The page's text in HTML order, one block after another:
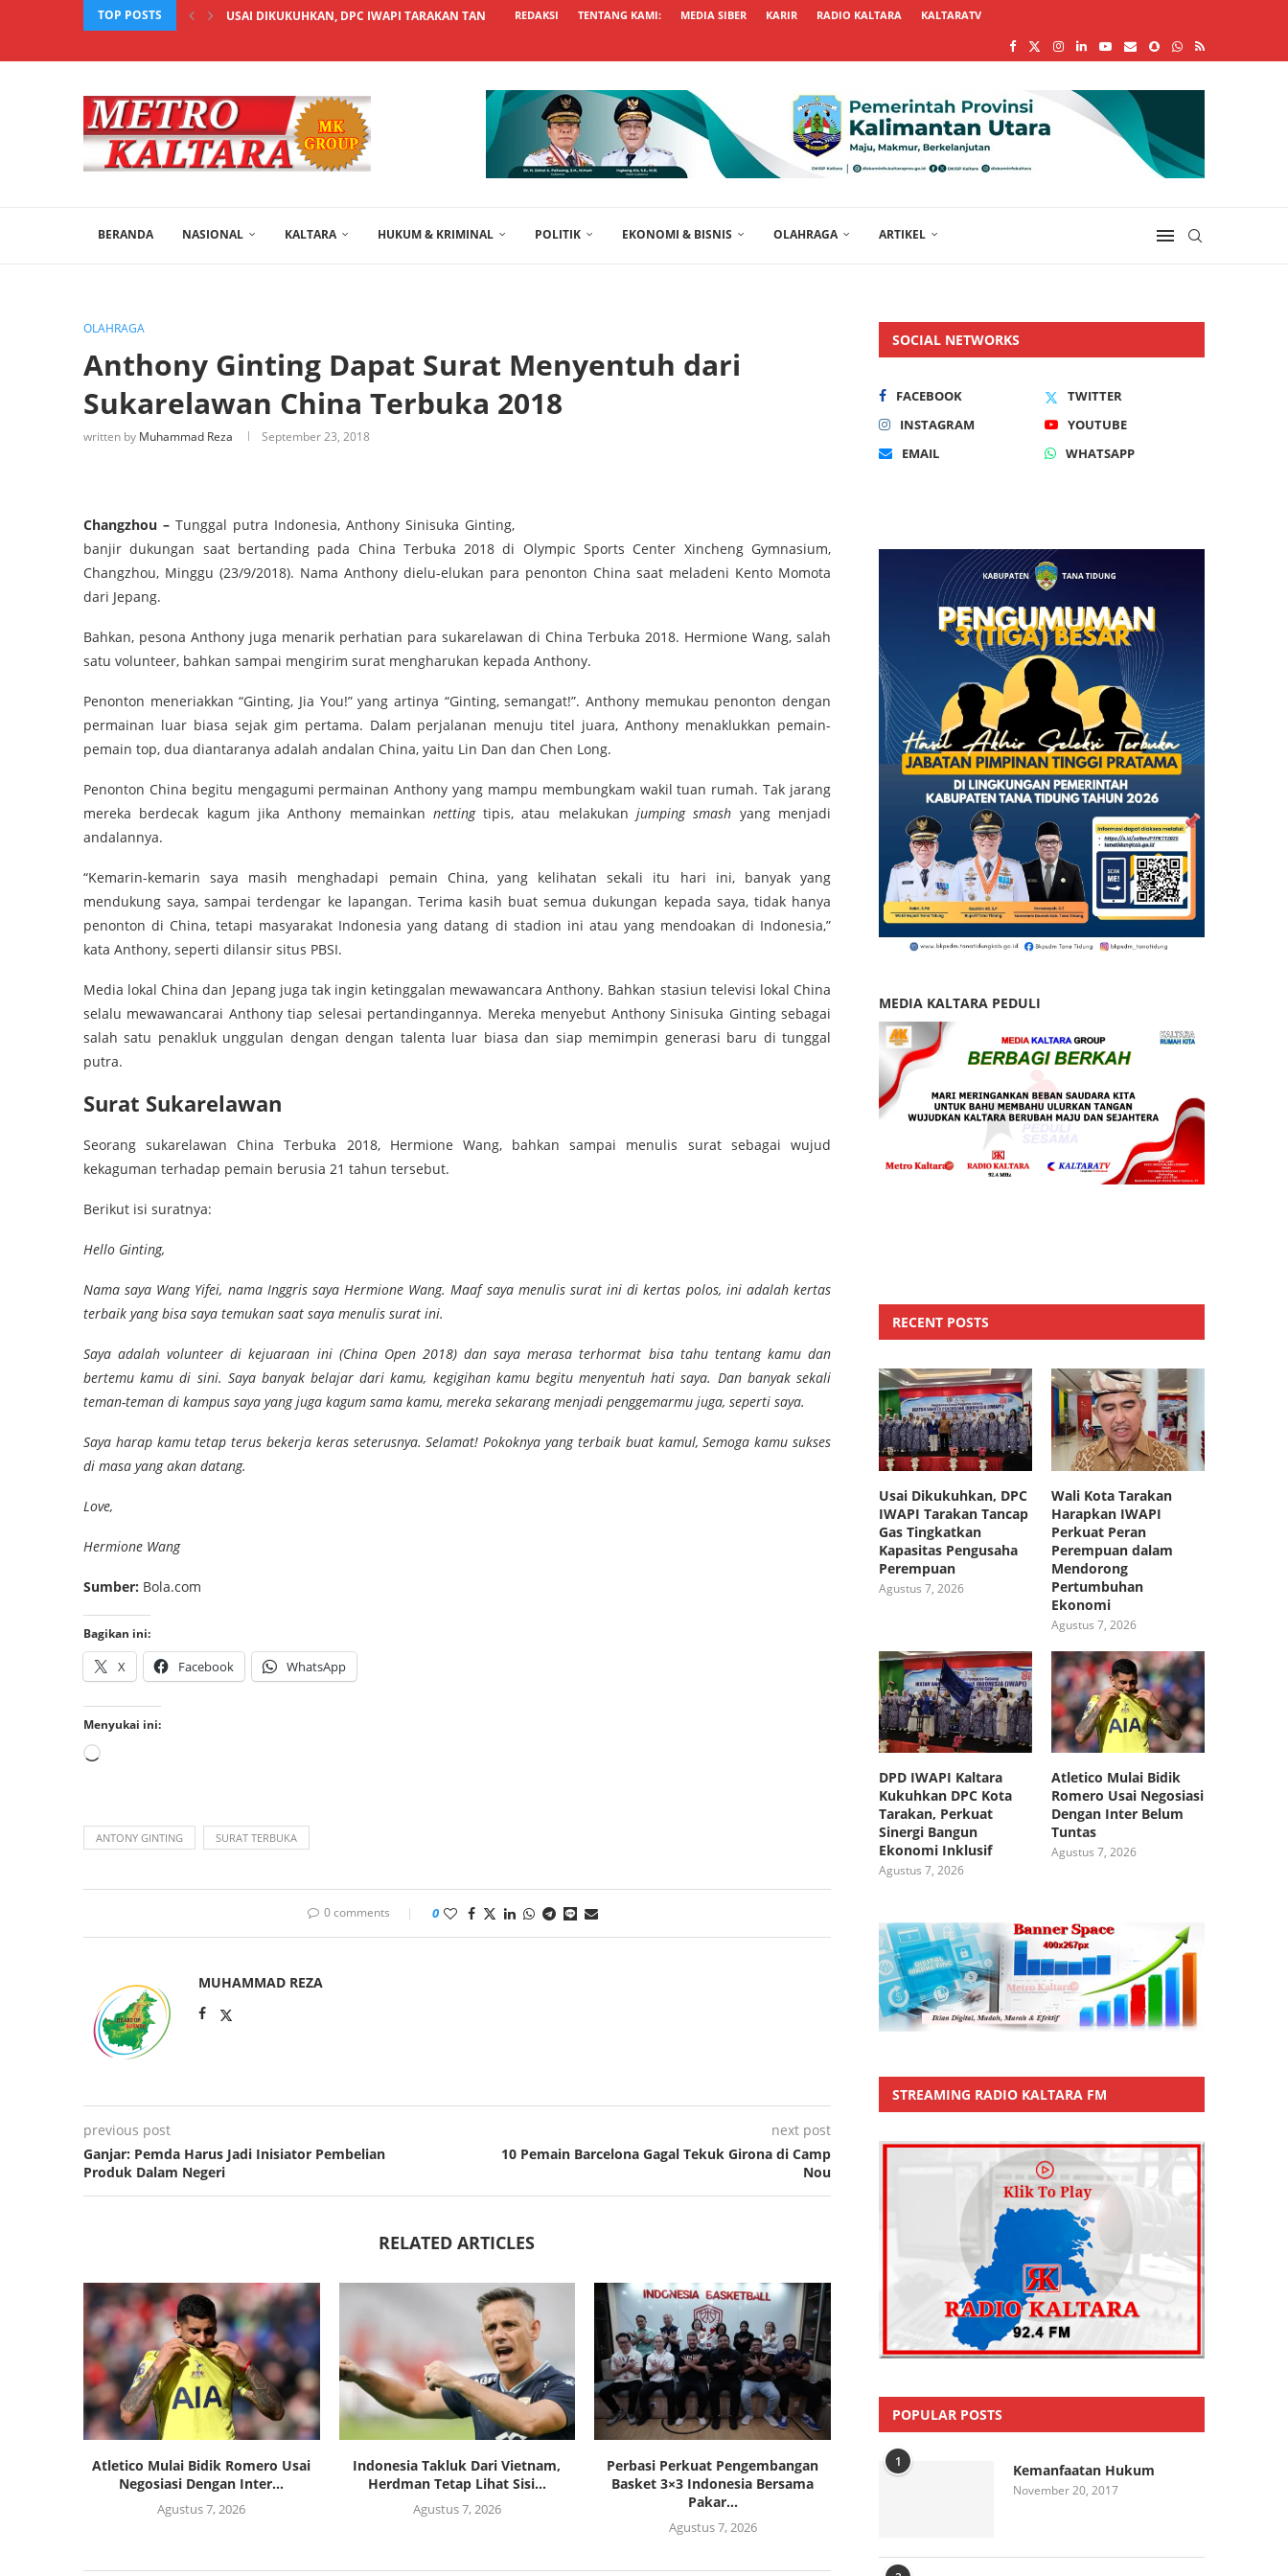
TOP POSTS USAI DIKUKUHKAN, DPC IWAPI TARAKAN TANCAP GAS TINGKATKAN...
REDAKSI TENTANG KAMI: MEDIA SIBER KARIR RADIO KALTARA KALTARATV
BERANDA NASIONAL KALTARA HUKUM & KRIMINAL POLITIK EKONOMI & BISNIS OLAHRAGA ARTIKEL
OLAHRAGA
Anthony Ginting Dapat Surat Menyentuh dari
Sukarelawan China Terbuka 2018
written by Muhammad Reza September 23, 2018
Changzhou – Tunggal putra Indonesia, Anthony Sinisuka Ginting,
banjir dukungan saat bertanding pada China Terbuka 2018 di Olympic Sports Center Xincheng Gymnasium,
Changzhou, Minggu (23/9/2018). Nama Anthony dielu-elukan para penonton China saat meladeni Kento Momota
dari Jepang.
Bahkan, pesona Anthony juga menarik perhatian para sukarelawan di China Terbuka 2018. Hermione Wang, salah
satu volunteer, bahkan sampai mengirim surat mengharukan kepada Anthony.
Penonton meneriakkan “Ginting, Jia You!” yang artinya “Ginting, semangat!”. Anthony memukau penonton dengan
permainan luar biasa sejak gim pertama. Dalam perjalanan menuju titel juara, Anthony menaklukkan pemain-
pemain top, dua diantaranya adalah andalan China, yaitu Lin Dan dan Chen Long.
Penonton China begitu mengagumi permainan Anthony yang mampu membungkam wakil tuan rumah. Tak jarang
mereka berdecak kagum jika Anthony memainkan nettingtipis, atau melakukanjumping smash yang menjadi
andalannya.
“Kemarin-kemarin saya masih menghadapi pemain China, yang kelihatan sekali itu hari ini, banyak yang
mendukung saya, sampai terdengar ke lapangan. Terima kasih buat semua dukungan kepada saya, tidak hanya
penonton di China, tetapi masyarakat Indonesia yang datang di stadion ini atau yang mendoakan di Indonesia,”
kata Anthony, seperti dilansir situs PBSI.
Media lokal China dan Jepang juga tak ingin ketinggalan mewawancara Anthony. Bahkan stasiun televisi lokal China
selalu mewawancarai Anthony tiap selesai pertandingannya. Mereka menyebut Anthony Sinisuka Ginting sebagai
salah satu penakluk unggulan dengan dengan talenta luar biasa dan siap memimpin generasi baru di tunggal
putra.
Surat Sukarelawan
Seorang sukarelawan China Terbuka 2018, Hermione Wang, bahkan sampai menulis surat sebagai wujud
kekaguman terhadap pemain berusia 21 tahun tersebut.
Berikut isi suratnya:
Hello Ginting,
Nama saya Wang Yifei, nama Inggris saya Hermione Wang. Maaf saya menulis surat ini di kertas polos, ini adalah kertas
terbaik yang bisa saya temukan saat saya menulis surat ini.
Saya adalah volunteer di kejuaraan ini (China Open 2018) dan saya merasa terhormat bisa tahu tentang kamu dan
bertemu kamu di sini. Saya banyak belajar dari kamu, kegigihan kamu begitu menyentuh hati saya. Dan banyak sekali
teman-teman di kampus saya yang juga kagum sama kamu, mereka sekarang menjadi penggemarmu juga, seperti saya.
Saya harap kamu tetap terus bekerja keras seterusnya. Selamat! Pokoknya yang terbaik buat kamul, Semoga kamu sukses
di masa yang akan datang.
Love,
Hermione Wang
Sumber: Bola.com
Bagikan ini:
X Facebook WhatsApp
Menyukai ini:
ANTONY GINTING SURAT TERBUKA
0 comments 0
MUHAMMAD REZA
previous post
Ganjar: Pemda Harus Jadi Inisiator Pembelian
Produk Dalam Negeri
next post
10 Pemain Barcelona Gagal Tekuk Girona di Camp
Nou
RELATED ARTICLES
Atletico Mulai Bidik Romero Usai
Negosiasi Dengan Inter...
Agustus 7, 2026
Indonesia Takluk Dari Vietnam,
Herdman Tetap Lihat Sisi...
Agustus 7, 2026
Perbasi Perkuat Pengembangan
Basket 3×3 Indonesia Bersama
Pakar...
Agustus 7, 2026
SOCIAL NETWORKS
FACEBOOK
TWITTER
INSTAGRAM
YOUTUBE
EMAIL
WHATSAPP
MEDIA KALTARA PEDULI
RECENT POSTS
Usai Dikukuhkan, DPC
IWAPI Tarakan Tancap
Gas Tingkatkan
Kapasitas Pengusaha
Perempuan
Agustus 7, 2026
Wali Kota Tarakan
Harapkan IWAPI
Perkuat Peran
Perempuan dalam
Mendorong
Pertumbuhan
Ekonomi
Agustus 7, 2026
DPD IWAPI Kaltara
Kukuhkan DPC Kota
Tarakan, Perkuat
Sinergi Bangun
Ekonomi Inklusif
Agustus 7, 2026
Atletico Mulai Bidik
Romero Usai Negosiasi
Dengan Inter Belum
Tuntas
Agustus 7, 2026
STREAMING RADIO KALTARA FM
POPULAR POSTS
1 Kemanfaatan Hukum
November 20, 2017